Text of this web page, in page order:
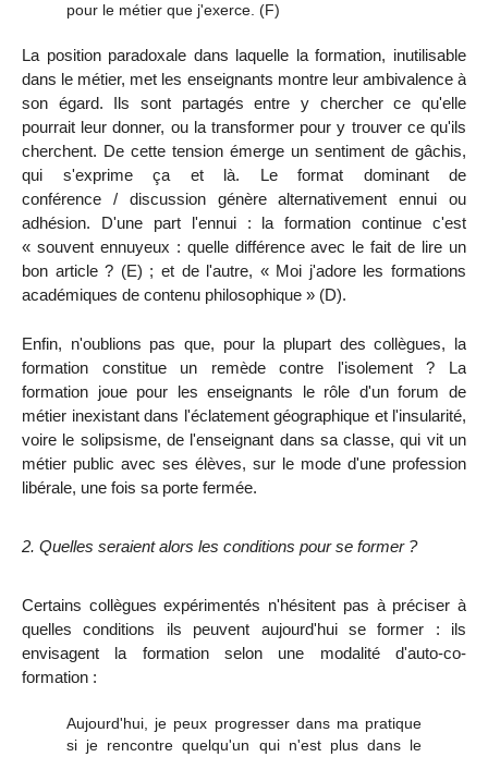
pour le métier que j'exerce. (F)
La position paradoxale dans laquelle la formation, inutilisable
dans le métier, met les enseignants montre leur ambivalence à
son égard. Ils sont partagés entre y chercher ce qu'elle
pourrait leur donner, ou la transformer pour y trouver ce qu'ils
cherchent. De cette tension émerge un sentiment de gâchis,
qui s'exprime ça et là. Le format dominant de
conférence / discussion génère alternativement ennui ou
adhésion. D'une part l'ennui : la formation continue c'est
« souvent ennuyeux : quelle différence avec le fait de lire un
bon article ? (E) ; et de l'autre, « Moi j'adore les formations
académiques de contenu philosophique » (D).
Enfin, n'oublions pas que, pour la plupart des collègues, la
formation constitue un remède contre l'isolement ? La
formation joue pour les enseignants le rôle d'un forum de
métier inexistant dans l'éclatement géographique et l'insularité,
voire le solipsisme, de l'enseignant dans sa classe, qui vit un
métier public avec ses élèves, sur le mode d'une profession
libérale, une fois sa porte fermée.
2. Quelles seraient alors les conditions pour se former ?
Certains collègues expérimentés n'hésitent pas à préciser à
quelles conditions ils peuvent aujourd'hui se former : ils
envisagent la formation selon une modalité
d'auto-co-
formation :
Aujourd'hui, je peux progresser dans ma pratique
si je rencontre quelqu'un qui n'est plus dans le